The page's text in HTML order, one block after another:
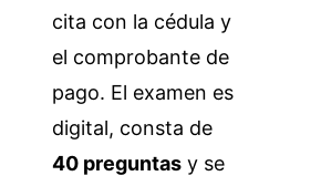
cita con la cédula y
el comprobante de
pago. El examen es
digital, consta de
40 preguntas y se